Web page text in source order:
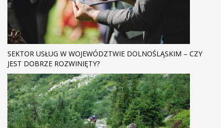
SEKTOR USŁUG W WOJEWÓDZTWIE DOLNOŚLĄSKIM – CZY
JEST DOBRZE ROZWINIĘTY?